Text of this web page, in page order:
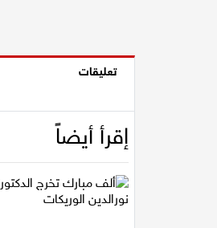
تعليقات
إقرأ أيضاً